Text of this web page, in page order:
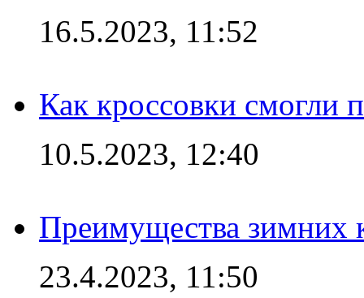
16.5.2023, 11:52
Как кроссовки смогли
10.5.2023, 12:40
Преимущества зимних
23.4.2023, 11:50